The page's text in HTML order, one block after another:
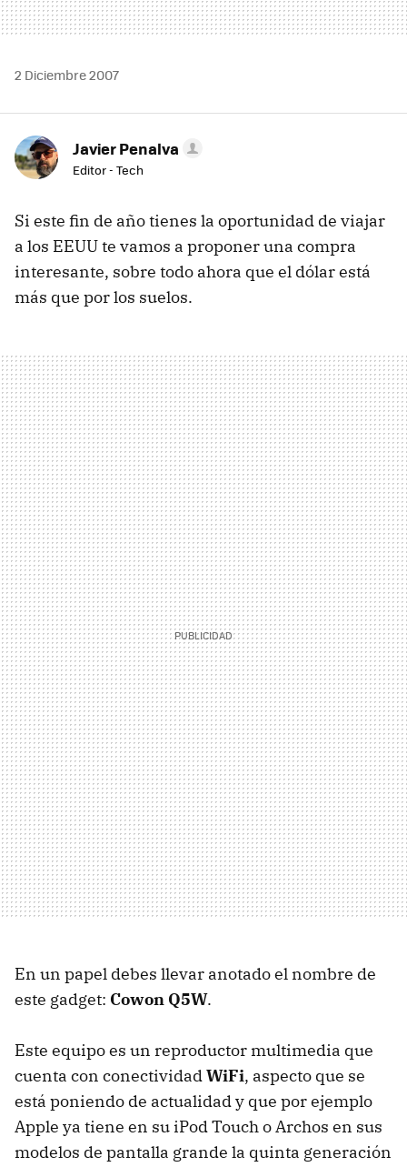
2 Diciembre 2007
Javier Penalva
Editor - Tech
Si este fin de año tienes la oportunidad de viajar
a los EEUU te vamos a proponer una compra
interesante, sobre todo ahora que el dólar está
más que por los suelos.
En un papel debes llevar anotado el nombre de
este gadget: Cowon Q5W.
Este equipo es un reproductor multimedia que
cuenta con conectividadWiFi, aspecto que se
está poniendo de actualidad y que por ejemplo
Apple ya tiene en su iPod Touch o Archos en sus
modelos de pantalla grande la quinta generación